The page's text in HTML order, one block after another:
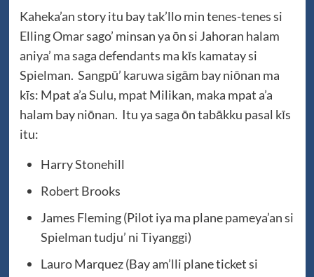
Kaheka’an story itu bay tak’llo min tenes-tenes si
Elling Omar sago’ minsan ya ōn si Jahoran halam
aniya’ ma saga defendants ma kīs kamatay si
Spielman. Sangpū’ karuwa sigām bay niōnan ma
kīs: Mpat a’a Sulu, mpat Milikan, maka mpat a’a
halam bay niōnan. Itu ya saga ōn tabākku pasal kīs
itu:
Harry Stonehill
Robert Brooks
James Fleming (Pilot iya ma plane pameya’an si
Spielman tudju’ ni Tiyanggi)
Lauro Marquez (Bay am’lli plane ticket si